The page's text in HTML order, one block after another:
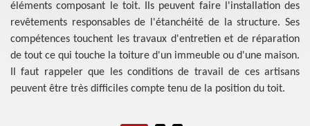
éléments composant le toit. Ils peuvent faire l'installation des
revêtements responsables de l'étanchéité de la structure. Ses
compétences touchent les travaux d'entretien et de réparation
de tout ce qui touche la toiture d'un immeuble ou d'une maison.
Il faut rappeler que les conditions de travail de ces artisans
peuvent être très difficiles compte tenu de la position du toit.